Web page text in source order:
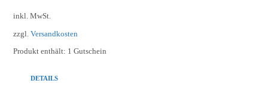
inkl. MwSt.
zzgl.Versandkosten
Produkt enthält: 1Gutschein
DETAILS